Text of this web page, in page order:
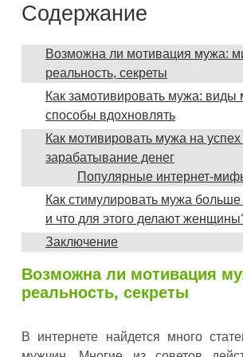
Содержание
Возможна ли мотивация мужа:
реальность, секреты
Как замотивировать мужа: виды
способы вдохновлять
Как мотивировать мужа на успех
зарабатывание денег
Популярные интернет-
Как стимулировать мужа
и что для этого делают
Заключение
Возможна ли мотивация
реальность, секреты
В интернете найдется много